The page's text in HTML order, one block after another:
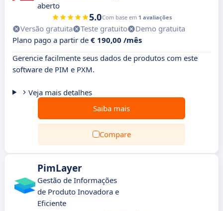
aberto
5.0Com base em 1 avaliações
Versão gratuita Teste gratuito
Demo gratuita
Plano pago a partir de € 190,00 /mês
Gerencie facilmente seus dados de produtos com este
software de PIM e PXM.
Veja mais detalhes
Saiba mais
Compare
PimLayer
Gestão de Informações
de Produto Inovadora e
Eficiente